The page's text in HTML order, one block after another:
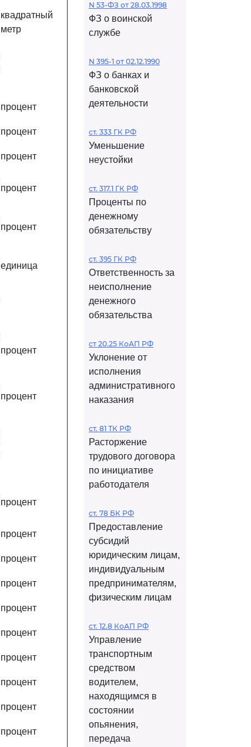
квадратный
метр
процент
процент
процент
процент
процент
единица
процент
процент
процент
процент
процент
процент
процент
процент
процент
процент
процент
процент
N 53-ФЗ от 28.03.1998
ФЗ о воинской
службе
N 395-1 от 02.12.1990
ФЗ о банках и
банковской
деятельности
ст. 333 ГК РФ
Уменьшение
неустойки
ст. 317.1 ГК РФ
Проценты по
денежному
обязательству
ст. 395 ГК РФ
Ответственность за
неисполнение
денежного
обязательства
ст 20.25 КоАП РФ
Уклонение от
исполнения
административного
наказания
ст. 81 ТК РФ
Расторжение
трудового договора
по инициативе
работодателя
ст. 78 БК РФ
Предоставление
субсидий
юридическим лицам,
индивидуальным
предпринимателям,
физическим лицам
ст. 12.8 КоАП РФ
Управление
транспортным
средством
водителем,
находящимся в
состоянии
опьянения,
передача